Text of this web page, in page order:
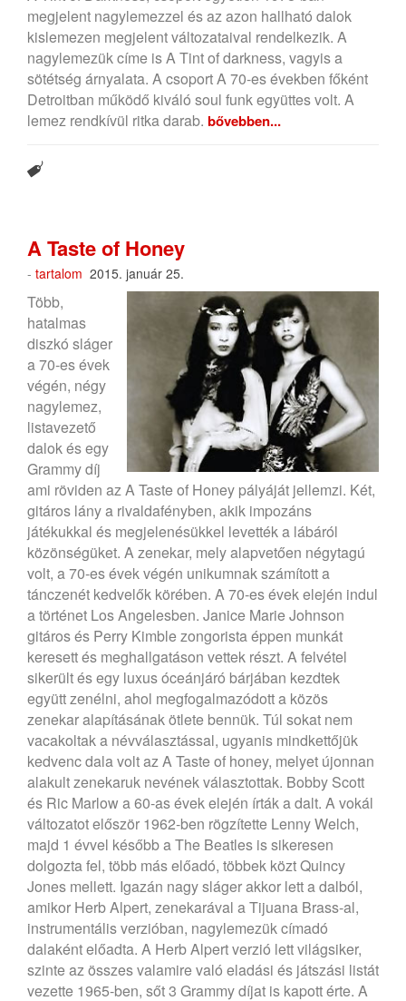
megjelent nagylemezzel és az azon hallható dalok
kislemezen megjelent változataival rendelkezik. A
nagylemezük címe is A Tint of darkness, vagyis a
sötétség árnyalata. A csoport A 70-es években főként
Detroitban működő kiváló soul funk együttes volt. A
lemez rendkívül ritka darab. bővebben...
A Taste of Honey
- tartalom 2015. január 25.
Több,
hatalmas
diszkó sláger
a 70-es évek
végén, négy
nagylemez,
listavezető
dalok és egy
Grammy díj
ami röviden az A Taste of Honey pályáját jellemzi. Két,
gitáros lány a rivaldafényben, akik impozáns
játékukkal és megjelenésükkel levették a lábáról
közönségüket. A zenekar, mely alapvetően négytagú
volt, a 70-es évek végén unikumnak számított a
tánczenét kedvelők körében. A 70-es évek elején indul
a történet Los Angelesben. Janice Marie Johnson
gitáros és Perry Kimble zongorista éppen munkát
keresett és meghallgatáson vettek részt. A felvétel
sikerült és egy luxus óceánjáró bárjában kezdtek
együtt zenélni, ahol megfogalmazódott a közös
zenekar alapításának ötlete bennük. Túl sokat nem
vacakoltak a névválasztással, ugyanis mindkettőjük
kedvenc dala volt az A Taste of honey, melyet újonnan
alakult zenekaruk nevének választottak. Bobby Scott
és Ric Marlow a 60-as évek elején írták a dalt. A vokál
változatot először 1962-ben rögzítette Lenny Welch,
majd 1 évvel később a The Beatles is sikeresen
dolgozta fel, több más előadó, többek közt Quincy
Jones mellett. Igazán nagy sláger akkor lett a dalból,
amikor Herb Alpert, zenekarával a Tijuana Brass-al,
instrumentális verzióban, nagylemezük címadó
dalaként előadta. A Herb Alpert verzió lett világsiker,
szinte az összes valamire való eladási és játszási listát
vezette 1965-ben, sőt 3 Grammy díjat is kapott érte. A